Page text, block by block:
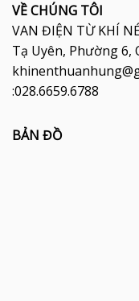
VỀ CHÚNG TÔI
VAN ĐIỆN TỪ KHÍ
Tạ Uyên, Phường 6,
:028.6659.6788
BẢN ĐỒ